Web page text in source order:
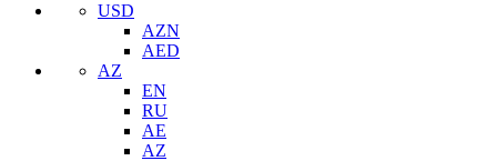
USD
AZN
AED
AZ
EN
RU
AE
AZ